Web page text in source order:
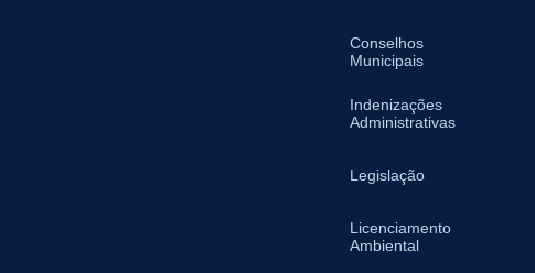
Conselhos
Municipais
Indenizações
Administrativas
Legislação
Licenciamento
Ambiental